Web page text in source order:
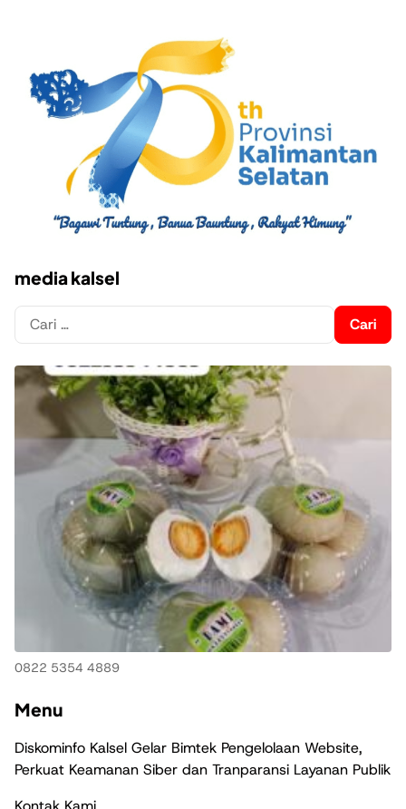
media kalsel
Cari
untuk:
0822 5354 4889
Menu
Diskominfo Kalsel Gelar Bimtek Pengelolaan Website,
Perkuat Keamanan Siber dan Tranparansi Layanan Publik